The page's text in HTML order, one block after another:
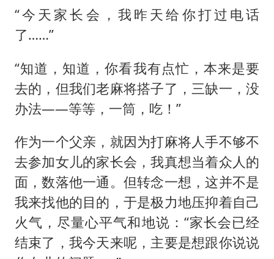
“今天家长会，我昨天给你打过电话
了……”
“知道，知道，你看我有点忙，本来是要
去的，但我们老麻将搭子了，三缺一，没
办法——等等，一筒，吃！”
作为一个父亲，就因为打麻将人手不够不
去参加女儿的家长会，我真想当着众人的
面，数落他一通。但转念一想，这并不是
我来找他的目的，于是极力地压抑着自己
火气，尽量心平气和地说：“家长会已经
结束了，我今天来呢，主要是想跟你说说